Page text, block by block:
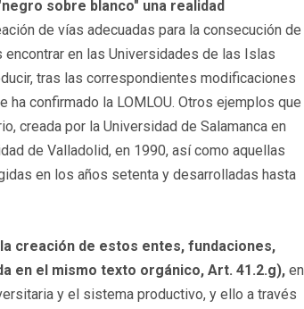
sobre blanco" una realidad
de vías adecuadas para la consecución de
en las Universidades de las Islas
tras las correspondientes modificaciones
ha confirmado la LOMLOU. Otros ejemplos que
creada por la Universidad de Salamanca en
de Valladolid, en 1990, así como aquellas
en los años setenta y desarrolladas hasta
creación de estos entes, fundaciones,
en el mismo texto orgánico, Art. 41.2.g), en
y el sistema productivo, y ello a través